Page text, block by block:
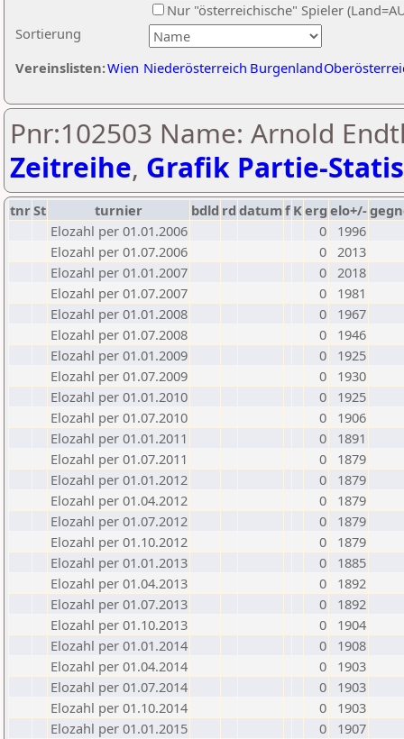
Sortierung
Nur "österreichische" Spieler
Vereinslisten:Wien Niederösterreich Burgenland
Pnr:102503 Name: Arnold
Zeitreihe, Grafik Partie-
tnrSt turnier bdld rd datumf Kerg elo+/-
Elozahl per 01.01.2006
0
1996
Elozahl per 01.07.2006
0 2013
Elozahl per 01.01.2007
0 2018
Elozahl per 01.07.2007
0
1981
Elozahl per 01.01.2008
0
1967
Elozahl per 01.07.2008
0
1946
Elozahl per 01.01.2009
0
1925
Elozahl per 01.07.2009
0
1930
Elozahl per 01.01.2010
0
1925
Elozahl per 01.07.2010
0
1906
Elozahl per 01.01.2011
0
1891
Elozahl per 01.07.2011
0
1879
Elozahl per 01.01.2012
0
1879
Elozahl per 01.04.2012
0
1879
Elozahl per 01.07.2012
0
1879
Elozahl per 01.10.2012
0
1879
Elozahl per 01.01.2013
0
1885
Elozahl per 01.04.2013
0
1892
Elozahl per 01.07.2013
0
1892
Elozahl per 01.10.2013
0
1904
Elozahl per 01.01.2014
0
1908
Elozahl per 01.04.2014
0
1903
Elozahl per 01.07.2014
0
1903
Elozahl per 01.10.2014
0
1903
Elozahl per 01.01.2015
0
1907